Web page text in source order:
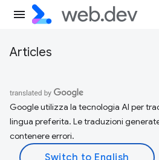
Articles
Google utilizza la tecnologia AI per
lingua preferita. Le traduzioni
contenere errori.